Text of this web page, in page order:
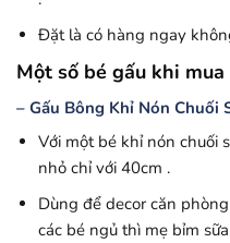
Đặt là có hàng ngay
Một số bé gấu khi
– Gấu Bông Khỉ Nón Chuối
Với một bé khỉ nón chuối
nhỏ chỉ với 40cm .
Dùng để decor căn
các bé ngủ thì mẹ bỉm